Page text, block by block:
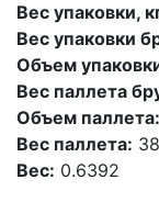
Вес упаковки,
Вес упаковки
Объем
Вес паллета
Объем паллета:
Вес паллета:
Вес: 0.6392